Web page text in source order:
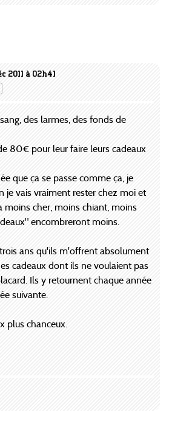
2011 à 02h41
des larmes, des fonds de
80€ pour leur faire leurs cadeaux
que ça se passe comme ça, je
je vais vraiment rester chez moi et
moins cher, moins chiant, moins
encombreront moins.
ans qu'ils m'offrent absolument
cadeaux dont ils ne voulaient pas
Ils y retournent chaque année
suivante.
plus chanceux.